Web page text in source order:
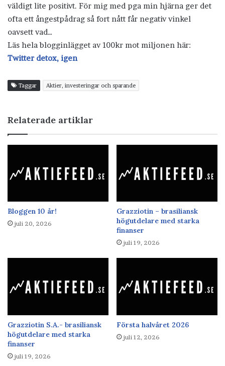
väldigt lite positivt. För mig med pga min hjärna ger det
ofta ett ångestpådrag så fort nått får negativ vinkel
oavsett vad…
Läs hela blogginlägget av 100kr mot miljonen här:
Twitter detox, igen
Taggar Aktier, investeringar och sparande
Relaterade artiklar
Bloggen 10 år!
juli 20, 2026
Grazziotin – brasiliansk
högutdelare med starka
finanser
juli 19, 2026
Grazziotin S.A.- brasiliansk
högutdelare med starka
finanser
juli 19, 2026
Första halvåret 2026
juli 12, 2026